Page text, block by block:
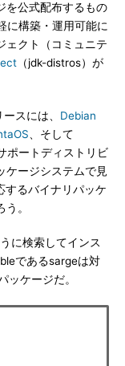
を公式配布するもの
に構築・運用可能に
ェクト（コミュニテ
（jdk-distros）が
スには、 Debian
、そして
ポートディストリビ
ケージシステムで見
るバイナリパッケ
。
に検索してインス
であるsargeは対
ッケージだ。